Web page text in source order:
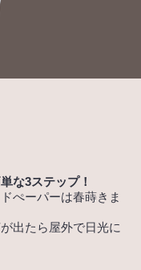
な3ステップ！
ぺーパーは春蒔きま
出たら屋外で日光に